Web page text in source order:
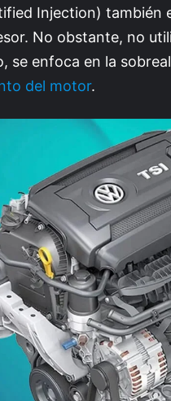
Injection) también
No obstante, no
se enfoca en la
del motor.